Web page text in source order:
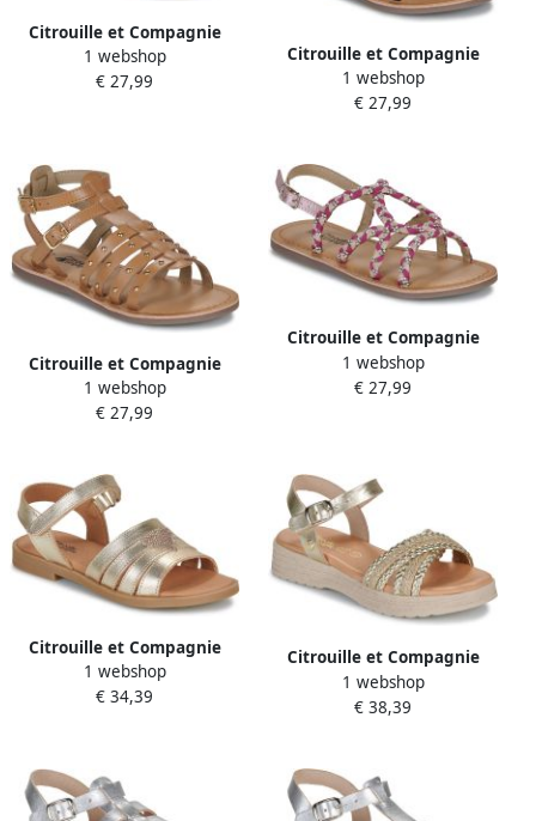
Citrouille et Compagnie
Platte sandalen TRESSA
1 webshop
€ 27,99
Citrouille et Compagnie
Platte sandalen GLYDA
1 webshop
€ 27,99
Citrouille et Compagnie
Platte sandalen GLYDA
1 webshop
€ 27,99
Citrouille et Compagnie
Platte sandalen TRESSA
1 webshop
€ 27,99
Citrouille et Compagnie
Platte sandalen CŒUR
1 webshop
€ 34,39
Citrouille et Compagnie
Platte sandalen PIXI
1 webshop
€ 38,39